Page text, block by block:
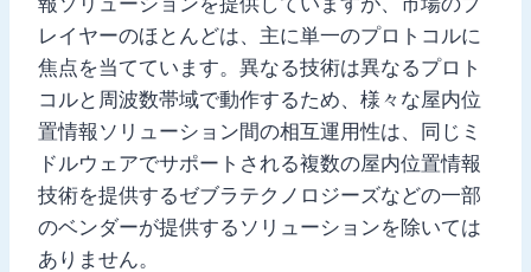
レイヤーのほとんどは、主に単一のプロトコルに
焦点を当てています。異なる技術は異なるプロト
コルと周波数帯域で動作するため、様々な屋内位
置情報ソリューション間の相互運用性は、同じミ
ドルウェアでサポートされる複数の屋内位置情報
技術を提供するゼブラテクノロジーズなどの一部
のベンダーが提供するソリューションを除いては
ありません。